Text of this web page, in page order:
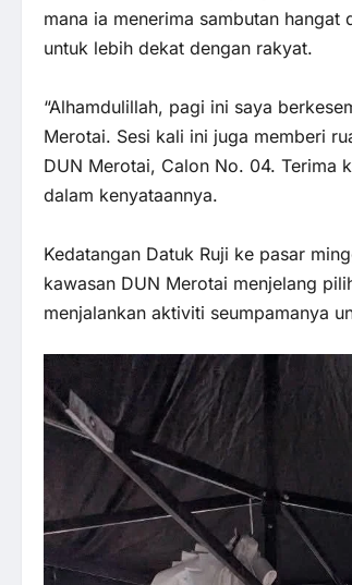
mana ia menerima sambutan
untuk lebih dekat dengan rakyat.
“Alhamdulillah, pagi ini saya
Merotai. Sesi kali ini juga memberi
DUN Merotai, Calon No. 04. Terima
dalam kenyataannya.
Kedatangan Datuk Ruji ke pasar
kawasan DUN Merotai menjelang
menjalankan aktiviti seumpamanya